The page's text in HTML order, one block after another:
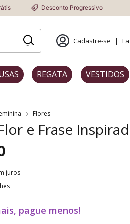
Desconto Progressivo
Cadastre-se |
REGATA VESTIDOS
Flores
e Frase
juros
pague menos!